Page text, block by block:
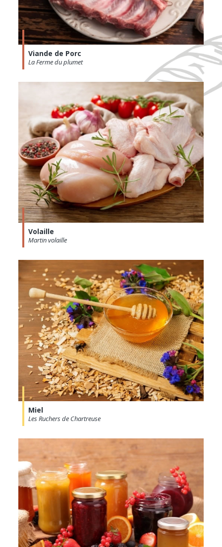
Viande de Porc
La Ferme du plumet
Volaille
Martin volaille
Miel
Les Ruchers de Chartreuse